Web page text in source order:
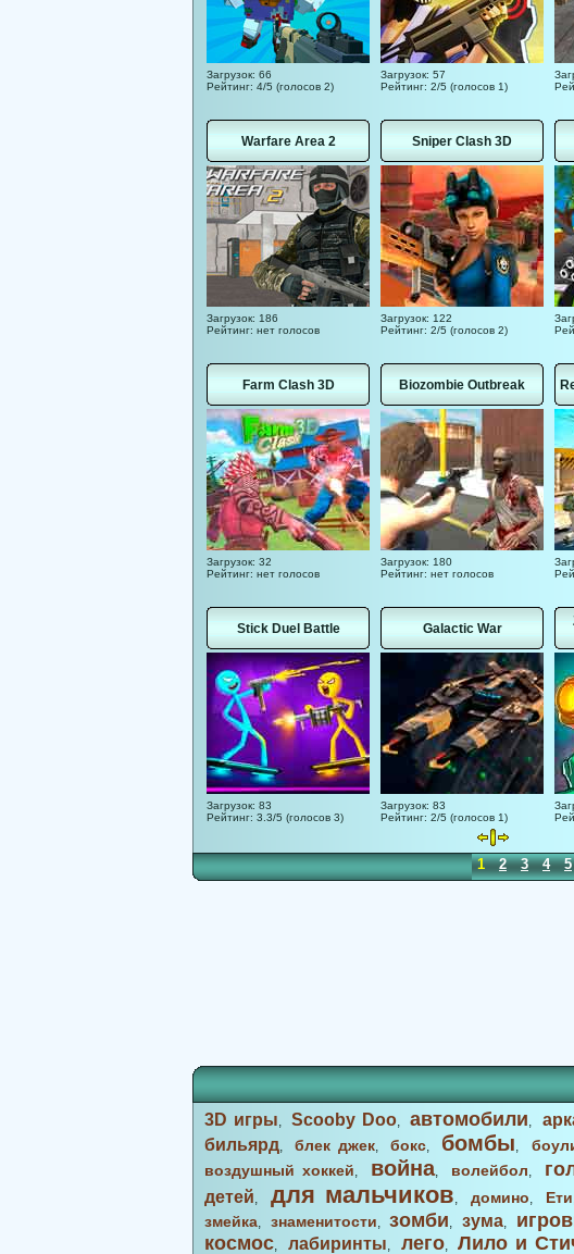
Загрузок: 66
Рейтинг: 4/5 (голосов 2)
Загрузок: 57
Рейтинг: 2/5 (голосов 1)
Warfare Area 2
Загрузок: 186
Рейтинг: нет голосов
Sniper Clash 3D
Загрузок: 122
Рейтинг: 2/5 (голосов 2)
Farm Clash 3D
Загрузок: 32
Рейтинг: нет голосов
Biozombie Outbreak
Загрузок: 180
Рейтинг: нет голосов
Stick Duel Battle
Загрузок: 83
Рейтинг: 3.3/5 (голосов 3)
Galactic War
Загрузок: 83
Рейтинг: 2/5 (голосов 1)
1 2 3 4 5
3D игры,Scooby Doo,автомобили,
бильярд,блек джек,бокс, бомбы,
воздушный хоккей, война, волейбол,
детей, для мальчиков, домино, Ети
змейка, знаменитости,зомби, зума,
космос, лабиринты, лего,Лило и